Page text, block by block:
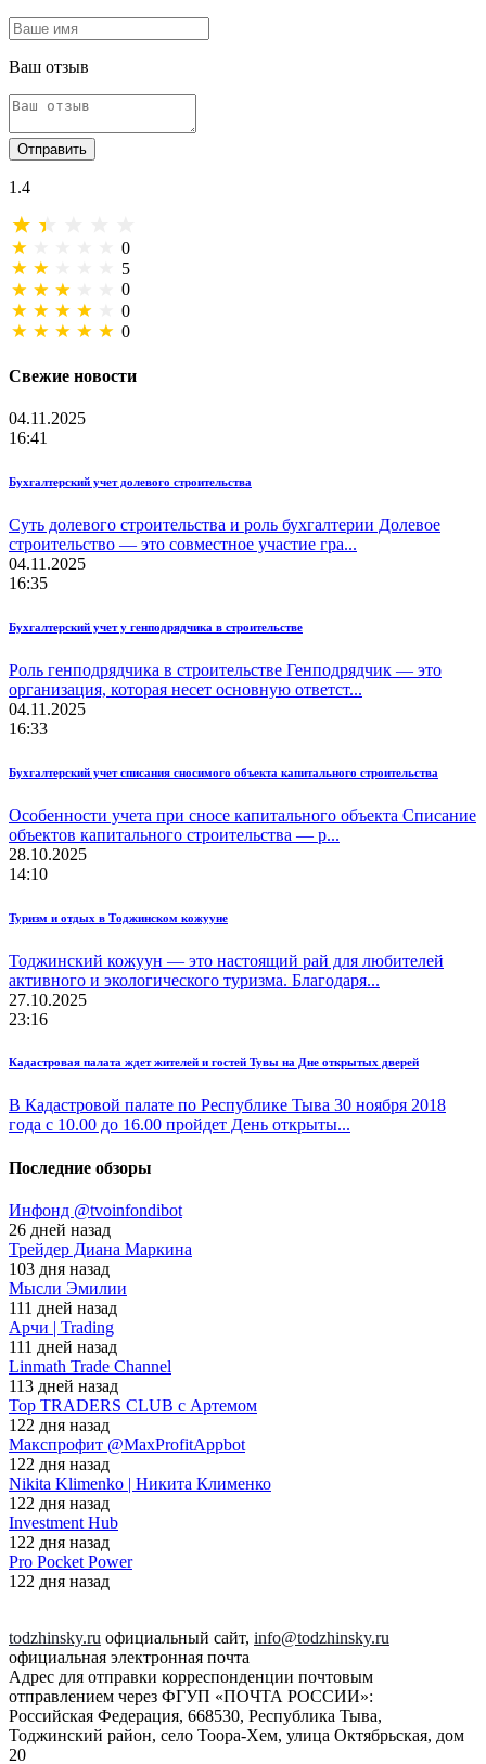
Ваш отзыв
Отправить
1.4
0
5
0
0
0
Свежие новости
04.11.2025
16:41
Бухгалтерский учет долевого строительства
Суть долевого строительства и роль бухгалтерии Долевое
строительство — это совместное участие гра...
04.11.2025
16:35
Бухгалтерский учет у генподрядчика в строительстве
Роль генподрядчика в строительстве Генподрядчик — это
организация, которая несет основную ответст...
04.11.2025
16:33
Бухгалтерский учет списания сносимого объекта капитального строительства
Особенности учета при сносе капитального объекта Списание
объектов капитального строительства — р...
28.10.2025
14:10
Туризм и отдых в Тоджинском кожууне
Тоджинский кожуун — это настоящий рай для любителей
активного и экологического туризма. Благодаря...
27.10.2025
23:16
Кадастровая палата ждет жителей и гостей Тувы на Дне открытых дверей
В Кадастровой палате по Республике Тыва 30 ноября 2018
года с 10.00 до 16.00 пройдет День открыты...
Последние обзоры
Инфонд @tvoinfondibot
26 дней назад
Трейдер Диана Маркина
103 дня назад
Мысли Эмилии
111 дней назад
Арчи | Trading
111 дней назад
Linmath Trade Channel
113 дней назад
Top TRADERS CLUB с Артемом
122 дня назад
Макспрофит @MaxProfitAppbot
122 дня назад
Nikita Klimenko | Никита Клименко
122 дня назад
Investment Hub
122 дня назад
Pro Pocket Power
122 дня назад
todzhinsky.ru официальный сайт, info@todzhinsky.ru
официальная электронная почта
Адрес для отправки корреспонденции почтовым
отправлением через ФГУП «ПОЧТА РОССИИ»:
Российская Федерация, 668530, Республика Тыва,
Тоджинский район, село Тоора-Хем, улица Октябрьская, дом
20